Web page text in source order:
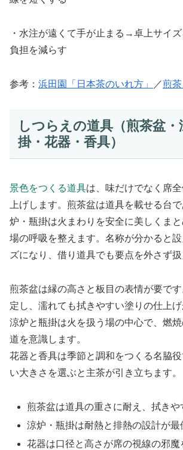
・水注が遠くて手が止まる→卓上サイ
負担を減らす
参考： 浜田園「日本茶のいれ方」 ／煎
しつらえの道具（煎茶盆・
掛・花器・香具）
景色をつくる道具は、味だけでなく席
上げします。煎茶盆は道具を載せる台
炉・瓶掛は火まわりを安全に美しくま
場の呼吸を整えます。名称が分かると
ズになり、借り道具でも要点を外さず扱
煎茶盆は縁の高さと板目の表情が要で
定し、濡れても拭きやすい塗りの仕上げ
涼炉と瓶掛は火を扱う場の中心で、燃
道を意識します。
花器と香具は季節と調和をつくる名脇
い大きさを選ぶと主茶が引き立ちます。
煎茶盆は道具の重さに耐え、拭き
涼炉・瓶掛は耐熱と排熱の設計が最
花器は口径と高さが席の視線の邪